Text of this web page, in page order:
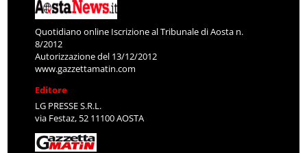
Quotidiano online Iscrizione al Tribunale di Aosta n.
8/2012
Autorizzazione del 13/12/2012
www.gazzettamatin.com
Editore
LG PRESSE S.R.L.
via Festaz, 52 11100 AOSTA